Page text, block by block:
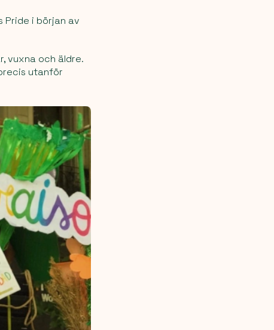
Pride i början av
vuxna och äldre.
utanför